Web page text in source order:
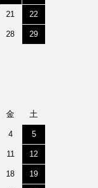
21 22
28 29
金 土
4 5
11 12
18 19